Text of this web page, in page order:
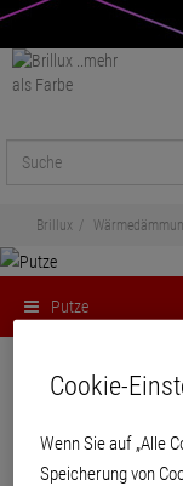
Brillux
Putze
Cookie-
Wenn Sie auf „Alle
Speicherung von